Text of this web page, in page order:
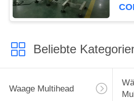
Beliebte
Waage Multihead